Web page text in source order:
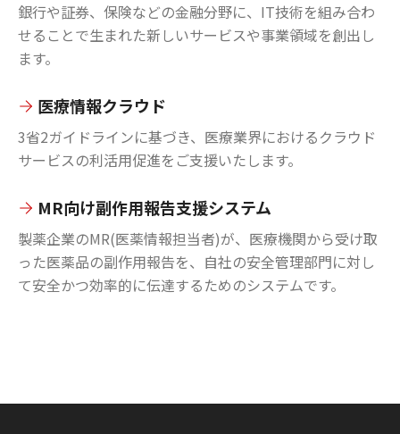
銀行や証券、保険などの金融分野に、IT技術を組み合わ
せることで生まれた新しいサービスや事業領域を創出し
ます。
医療情報クラウド
3省2ガイドラインに基づき、医療業界におけるクラウド
サービスの利活用促進をご支援いたします。
MR向け副作用報告支援システム
製薬企業のMR(医薬情報担当者)が、医療機関から受け取
った医薬品の副作用報告を、自社の安全管理部門に対し
て安全かつ効率的に伝達するためのシステムです。